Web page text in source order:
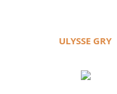
ULYSSE GRY